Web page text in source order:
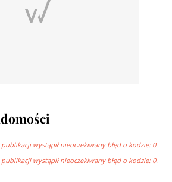
wystąpił nieoczekiwany błęd o kodzie: 0.
wystąpił nieoczekiwany błęd o kodzie: 0.